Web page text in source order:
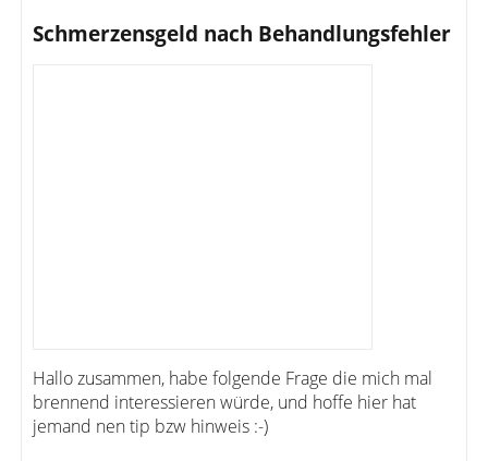
Schmerzensgeld nach Behandlungsfehler
Hallo zusammen, habe folgende Frage die mich mal
brennend interessieren würde, und hoffe hier hat
jemand nen tip bzw hinweis :-)